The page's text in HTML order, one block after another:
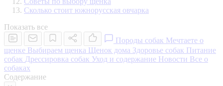
Сколько стоит южнорусская овчарка
Показать все
Породы собак Мечтаете о
щенке Выбираем щенка Щенок дома Здоровье собак Питание
собак Дрессировка собак Уход и содержание Новости Все о
собаках
Содержание